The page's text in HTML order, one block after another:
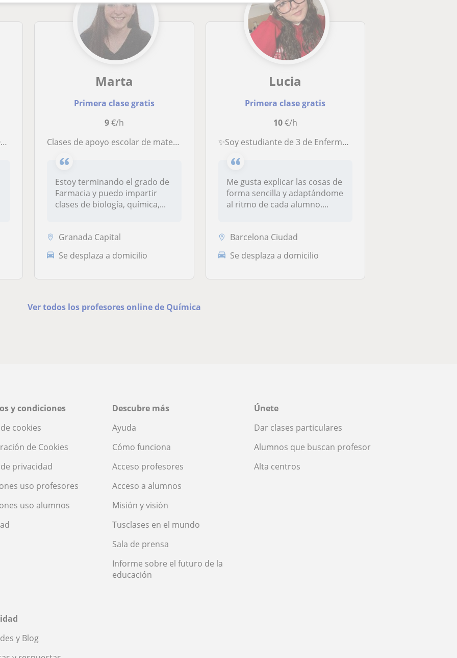
Marta
Primera clase gratis
9€/h
Clases de apoyo escolar de materias de ciencias de la salud (biología, química, física, matemáticas...)
Estoy terminando el grado de
Farmacia y puedo impartir
clases de biología, química,...
Granada Capital
Se desplaza a domicilio
Lucia
Primera clase gratis
10€/h
✨Soy estudiante de 3 de Enfermería✨ y doy clases online de Biología, Química, Matemáticas y apoyo para primaria, ESO, Bachi...
Me gusta explicar las cosas de
forma sencilla y adaptándome
al ritmo de cada alumno....
Barcelona Ciudad
Se desplaza a domicilio
Ver todos los profesores online de Química
y condiciones
cookies
de Cookies
privacidad
uso profesores
uso alumnos
Descubre más
Ayuda
Cómo funciona
Acceso profesores
Acceso a alumnos
Misión y visión
Tusclases en el mundo
Sala de prensa
Informe sobre el futuro de la
educación
Únete
Dar clases particulares
Alumnos que buscan profesor
Alta centros
y Blog